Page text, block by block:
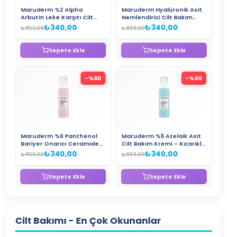
Maruderm %2 Alpha
Arbutin Leke Karşıtı Cilt
Bakım Kremi – Niacinamide
ve Peptid İçeren Aydınlatıcı
₺850,00₺340,00
Sepete Ekle
Maruderm Hyalüronik Asit
Nemlendirici Cilt Bakım
Kremi 200 ML
₺850,00₺340,00
Sepete Ekle
-%60
Maruderm %6 Panthenol
Bariyer Onarıcı Ceramide
Cilt Bakım Kremi –
Nemlendirici ve Cilt Bariyeri
₺850,00₺340,00
Sepete Ekle
-%60
Maruderm %5 Azelaik Asit
Cilt Bakım Kremi – Kızarıklık
ve Cilt Tonu Eşitsizliği
Karşıtı Nemlendirici Yüz
₺850,00₺340,00
Sepete Ekle
Cilt Bakımı - En Çok Okunanlar